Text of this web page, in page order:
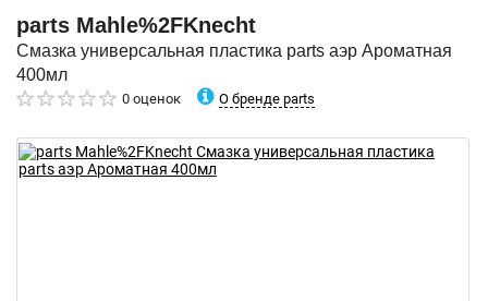
parts Mahle%2FKnecht
Смазка универсальная пластика parts аэр Ароматная
400мл
0 оценок О бренде parts